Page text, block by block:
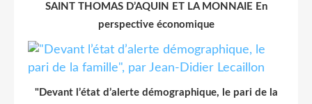
SAINT THOMAS D’AQUIN ET LA MONNAIE En
perspective économique
"Devant l’état d’alerte démographique, le pari de la